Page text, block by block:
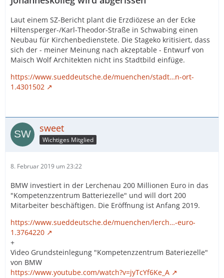
Laut einem SZ-Bericht plant die Erzdiözese an der Ecke
Hiltensperger-/Karl-Theodor-Straße in Schwabing einen
Neubau für Kirchenbedienstete. Die Stageko kritisiert, dass
sich der - meiner Meinung nach akzeptable - Entwurf von
Maisch Wolf Architekten nicht ins Stadtbild einfüge.
https://www.sueddeutsche.de/muenchen/stadt…n-ort-
1.4301502
sweet
Wichtiges Mitglied
8. Februar 2019 um 23:22
BMW investiert in der Lerchenau 200 Millionen Euro in das
"Kompetenzzentrum Batteriezelle" und will dort 200
Mitarbeiter beschäftigen. Die Eröffnung ist Anfang 2019.
https://www.sueddeutsche.de/muenchen/lerch…-euro-
1.3764220
+
Video Grundsteinlegung "Kompetenzzentrum Bateriezelle"
von BMW
https://www.youtube.com/watch?v=jyTcYf6Ke_A